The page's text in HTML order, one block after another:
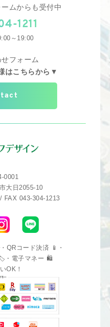
ムからも受付中
1211
～19:00
フォーム
はこちらから▼
0001
大日2055-10
FAX 043-304-1213
QRコード決済 📱・
・電子マネー 🛍️
OK！